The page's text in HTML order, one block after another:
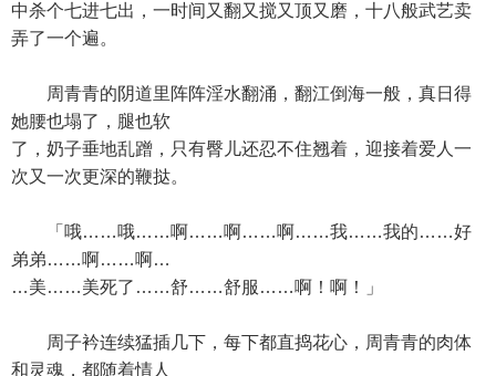
中杀个七进七出，一时间又翻又搅又顶又磨，十八般武艺卖
弄了一个遍。
周青青的阴道里阵阵淫水翻涌，翻江倒海一般，真日得
她腰也塌了，腿也软
了，奶子垂地乱蹭，只有臀儿还忍不住翘着，迎接着爱人一
次又一次更深的鞭挞。
「哦……哦……啊……啊……啊……我……我的……好
弟弟……啊……啊…
…美……美死了……舒……舒服……啊！啊！」
周子衿连续猛插几下，每下都直捣花心，周青青的肉体
和灵魂，都随着情人